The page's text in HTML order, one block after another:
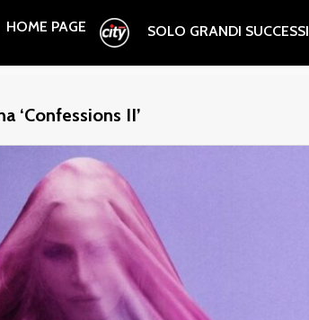
HOME PAGE SOLO GRANDI SUCCESSI
‘Confessions II’